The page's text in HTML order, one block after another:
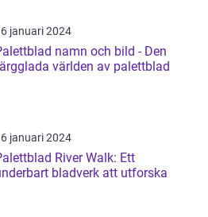
januari 2024
namn och bild - Den
världen av palettblad
januari 2024
River Walk: Ett
bladverk att utforska